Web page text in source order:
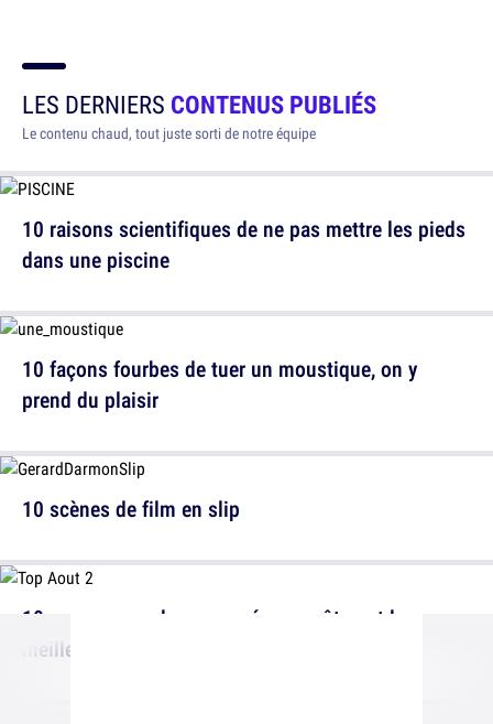
LES DERNIERS CONTENUS PUBLIÉS
Le contenu chaud, tout juste sorti de notre équipe
10 raisons scientifiques de ne pas mettre les pieds
dans une piscine
10 scènes de film en slip
10 façons fourbes de tuer un moustique, on y
prend du plaisir
10 preuves que les gens nés en août sont les
meilleurs